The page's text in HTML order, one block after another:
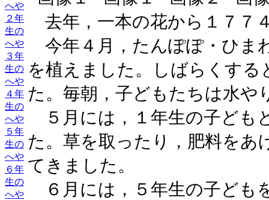
へや
２年
生の
へや
３年
生の
へや
４年
生の
へや
５年
生の
へや
６年
生の
へや
去年，一本の花から１７７
今年４月，たんぽぽ・ひま
を植えました。しばらくする
た。毎朝，子どもたちは水や
５月には，１年生の子ども
た。草を取ったり，肥料をあ
てきました。
６月には，５年生の子ども